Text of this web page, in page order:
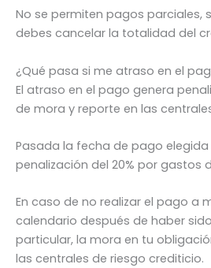
No se permiten pagos parciales,
debes cancelar la totalidad del
¿Qué pasa si me atraso en el
El atraso en el pago genera
de mora y reporte en las
Pasada la fecha de pago
penalización del 20% por gastos
En caso de no realizar el pago a
calendario después de haber
particular, la mora en tu
las centrales de riesgo crediticio.